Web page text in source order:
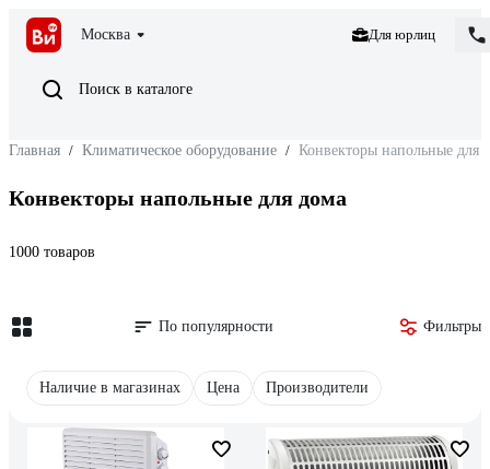
Москва Для юрлиц
Поиск в каталоге
Главная / Климатическое оборудование / Конвекторы напольные для
Конвекторы напольные для дома
1000 товаров
По популярности Фильтры
Наличие в магазинах Цена Производители